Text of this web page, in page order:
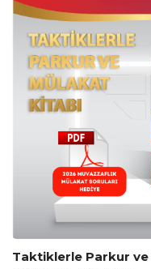
Taktiklerle Parkur ve